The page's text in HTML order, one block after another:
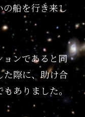
船を行き来し
ョンであると同
た際に、助け合
ありました。